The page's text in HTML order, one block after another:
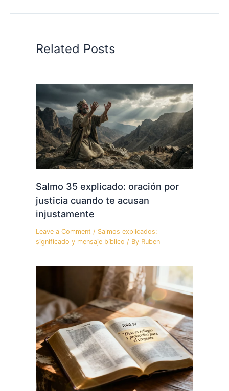
Related Posts
Salmo 35 explicado: oración por
justicia cuando te acusan
injustamente
Leave a Comment / Salmos explicados:
significado y mensaje bíblico / By Ruben